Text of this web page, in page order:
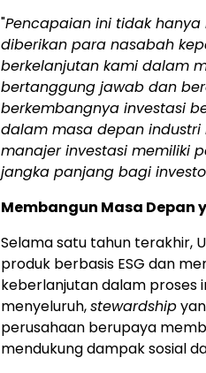
"Pencapaian ini tidak
diberikan para nasabah
berkelanjutan kami dalam
bertanggung jawab dan
berkembangnya investasi
dalam masa depan
manajer investasi memiliki
jangka panjang bagi
Membangun Masa Depan
Selama satu tahun terakhir,
produk berbasis ESG dan
keberlanjutan dalam proses
menyeluruh,stewardship
perusahaan berupaya
mendukung dampak sosial